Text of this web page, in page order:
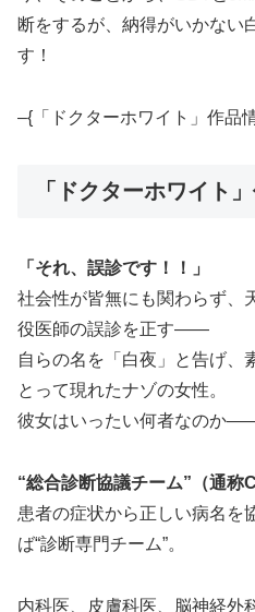
断をするが、納得がいかない
す！
–{「ドクターホワイト」作品
「ドクターホワイト
「それ、誤診です！！」
社会性が皆無にも関わらず、
役医師の誤診を正す——
自らの名を「白夜」と告げ、
とって現れたナゾの女性。
彼女はいったい何者なのか
“総合診断協議チーム”（通
患者の症状から正しい病名を
ば“診断専門チーム”。
内科医、皮膚科医、脳神経外